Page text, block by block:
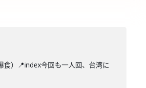
）📍index今回も一人回、台湾に